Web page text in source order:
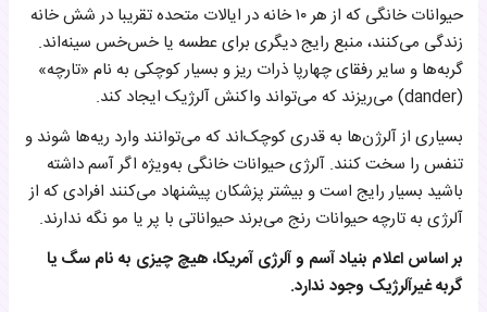
حیوانات خانگی که از هر ۱۰ خانه در ایالات متحده تقریبا در شش خانه
زندگی می‌کنند، منبع رایج دیگری برای عطسه یا خس‌خس سینه‌اند.
گربه‌ها و سایر رفقای چهارپا ذرات ریز و بسیار کوچکی به نام «تارچه»
(dander) می‌ریزند که می‌تواند واکنش آلرژیک ایجاد کند.
بسیاری از آلرژن‌ها به قدری کوچک‌اند که می‌توانند وارد ریه‌ها شوند و
تنفس را سخت کنند. آلرژی حیوانات خانگی به‌ویژه اگر آسم داشته
باشید بسیار رایج است و بیشتر پزشکان پیشنهاد می‌کنند افرادی که از
آلرژی به تارچه حیوانات رنج می‌برند حیواناتی با پر یا مو نگه ندارند.
بر اساس اعلام بنیاد آسم و آلرژی آمریکا، هیچ چیزی به نام سگ یا
گربه غیرآلرژیک وجود ندارد.